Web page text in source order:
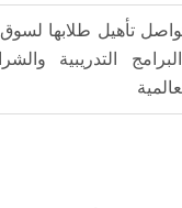
تأهيل طلابها
التدريبية